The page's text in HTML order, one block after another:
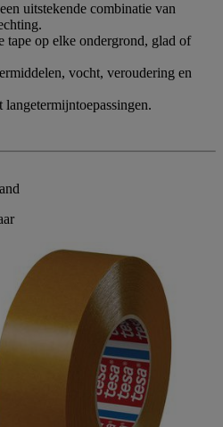
uitstekende combinatie van
tape op elke ondergrond, glad of
vocht, veroudering en